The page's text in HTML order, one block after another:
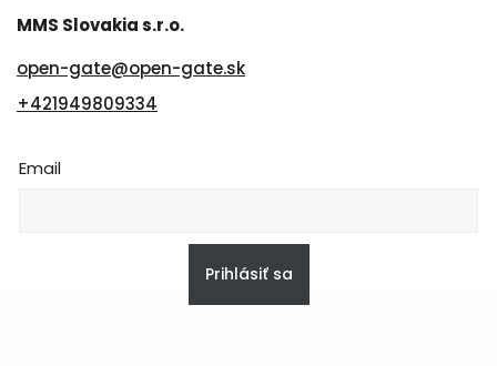
MMS Slovakia s.r.o.
open-gate@open-gate.sk
+421949809334
Email
Prihlásiť sa